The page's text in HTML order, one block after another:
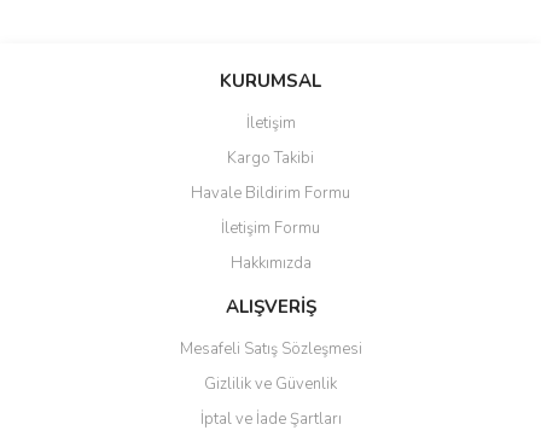
Bu ürüne ilk yorumu siz yapın!
Ürün resmi kalitesiz, bozuk veya görüntülenemiyor.
Ürün açıklamasında eksik bilgiler bulunuyor.
Ürün bilgilerinde hatalar bulunuyor.
Ürün fiyatı diğer sitelerden daha pahalı.
Bu ürüne benzer farklı alternatifler olmalı.
KURUMSAL
İletişim
Kargo Takibi
Havale Bildirim Formu
İletişim Formu
Hakkımızda
ALIŞVERİŞ
Mesafeli Satış Sözleşmesi
Gizlilik ve Güvenlik
İptal ve İade Şartları